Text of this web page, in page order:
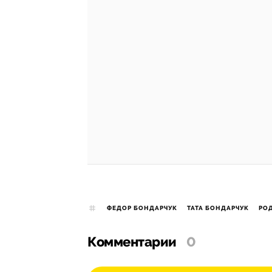
ФЕДОР БОНДАРЧУК ТАТА БОНДАРЧУК
Комментарии 0